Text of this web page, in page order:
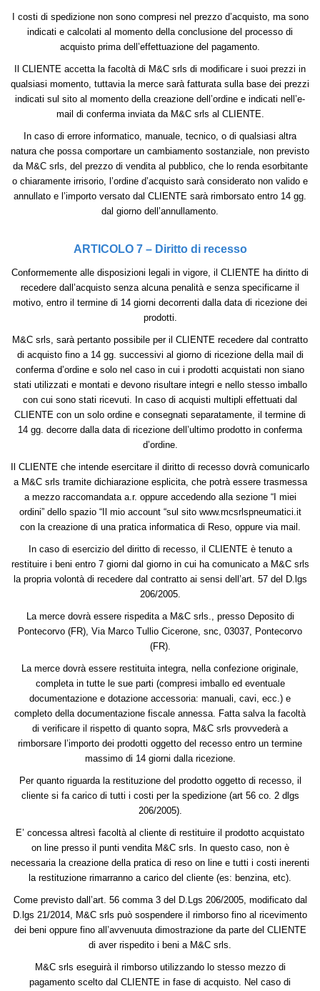
I costi di spedizione non sono compresi nel prezzo d’acquisto, ma sono
indicati e calcolati al momento della conclusione del processo di
acquisto prima dell’effettuazione del pagamento.
Il CLIENTE accetta la facoltà di M&C srls di modificare i suoi prezzi in
qualsiasi momento, tuttavia la merce sarà fatturata sulla base dei prezzi
indicati sul sito al momento della creazione dell’ordine e indicati nell’e-
mail di conferma inviata da M&C srls al CLIENTE.
In caso di errore informatico, manuale, tecnico, o di qualsiasi altra
natura che possa comportare un cambiamento sostanziale, non previsto
da M&C srls, del prezzo di vendita al pubblico, che lo renda esorbitante
o chiaramente irrisorio, l’ordine d’acquisto sarà considerato non valido e
annullato e l’importo versato dal CLIENTE sarà rimborsato entro 14 gg.
dal giorno dell’annullamento.
ARTICOLO 7 – Diritto di recesso
Conformemente alle disposizioni legali in vigore, il CLIENTE ha diritto di
recedere dall’acquisto senza alcuna penalità e senza specificarne il
motivo, entro il termine di 14 giorni decorrenti dalla data di ricezione dei
prodotti.
M&C srls, sarà pertanto possibile per il CLIENTE recedere dal contratto
di acquisto fino a 14 gg. successivi al giorno di ricezione della mail di
conferma d’ordine e solo nel caso in cui i prodotti acquistati non siano
stati utilizzati e montati e devono risultare integri e nello stesso imballo
con cui sono stati ricevuti. In caso di acquisti multipli effettuati dal
CLIENTE con un solo ordine e consegnati separatamente, il termine di
14 gg. decorre dalla data di ricezione dell’ultimo prodotto in conferma
d’ordine.
Il CLIENTE che intende esercitare il diritto di recesso dovrà comunicarlo
a M&C srls tramite dichiarazione esplicita, che potrà essere trasmessa
a mezzo raccomandata a.r. oppure accedendo alla sezione “I miei
ordini” dello spazio “Il mio account “sul sito www.mcsrlspneumatici.it
con la creazione di una pratica informatica di Reso, oppure via mail.
In caso di esercizio del diritto di recesso, il CLIENTE è tenuto a
restituire i beni entro 7 giorni dal giorno in cui ha comunicato a M&C srls
la propria volontà di recedere dal contratto ai sensi dell’art. 57 del D.lgs
206/2005.
La merce dovrà essere rispedita a M&C srls., presso Deposito di
Pontecorvo (FR), Via Marco Tullio Cicerone, snc, 03037, Pontecorvo
(FR).
La merce dovrà essere restituita integra, nella confezione originale,
completa in tutte le sue parti (compresi imballo ed eventuale
documentazione e dotazione accessoria: manuali, cavi, ecc.) e
completo della documentazione fiscale annessa. Fatta salva la facoltà
di verificare il rispetto di quanto sopra, M&C srls provvederà a
rimborsare l’importo dei prodotti oggetto del recesso entro un termine
massimo di 14 giorni dalla ricezione.
Per quanto riguarda la restituzione del prodotto oggetto di recesso, il
cliente si fa carico di tutti i costi per la spedizione (art 56 co. 2 dlgs
206/2005).
E’ concessa altresì facoltà al cliente di restituire il prodotto acquistato
on line presso il punti vendita M&C srls. In questo caso, non è
necessaria la creazione della pratica di reso on line e tutti i costi inerenti
la restituzione rimarranno a carico del cliente (es: benzina, etc).
Come previsto dall’art. 56 comma 3 del D.Lgs 206/2005, modificato dal
D.lgs 21/2014, M&C srls può sospendere il rimborso fino al ricevimento
dei beni oppure fino all’avvenuuta dimostrazione da parte del CLIENTE
di aver rispedito i beni a M&C srls.
M&C srls eseguirà il rimborso utilizzando lo stesso mezzo di
pagamento scelto dal CLIENTE in fase di acquisto. Nel caso di